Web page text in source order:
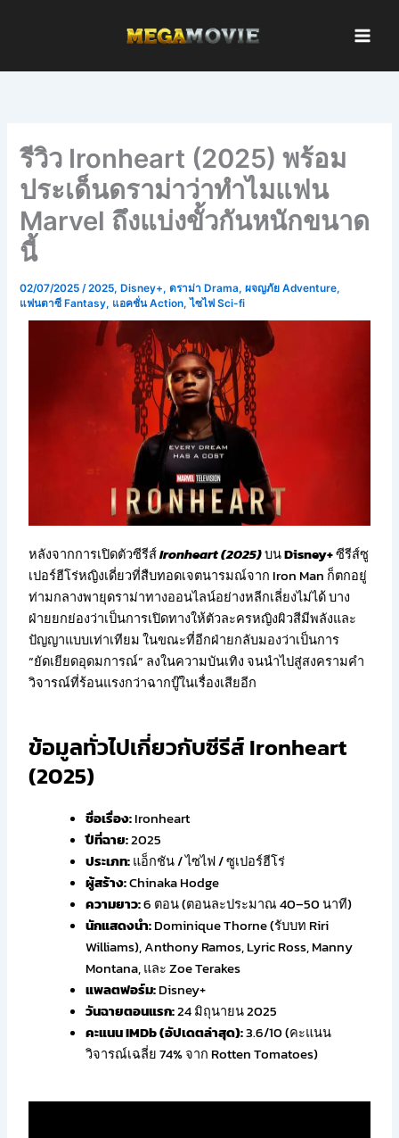
รีวิว Ironheart (2025) พร้อม
ประเด็นดราม่าว่าทำไมแฟน
Marvel ถึงแบ่งขั้วกันหนักขนาด
นี้
02/07/2025/2025, Disney+,ดราม่า Drama,ผจญภัย Adventure,
แฟนตาซี Fantasy, แอคชั่น Action,ไซไฟ Sci-fi
หลังจากการเปิดตัวซีรีส์Ironheart (2025)บนDisney+ซีรีส์ซู
เปอร์ฮีโร่หญิงเดี่ยวที่สืบทอดเจตนารมณ์จาก Iron Man ก็ตกอยู่
ท่ามกลางพายุดราม่าทางออนไลน์อย่างหลีกเลี่ยงไม่ได้ บาง
ฝ่ายยกย่องว่าเป็นการเปิดทางให้ตัวละครหญิงผิวสีมีพลังและ
ปัญญาแบบเท่าเทียม ในขณะที่อีกฝ่ายกลับมองว่าเป็นการ
“ยัดเยียดอุดมการณ์” ลงในความบันเทิง จนนำไปสู่สงครามคำ
วิจารณ์ที่ร้อนแรงกว่าฉากบู๊ในเรื่องเสียอีก
ข้อมูลทั่วไปเกี่ยวกับซีรีส์ Ironheart
(2025)
ชื่อเรื่อง:Ironheart
ปีที่ฉาย:2025
ประเภท:แอ็กชัน / ไซไฟ / ซูเปอร์ฮีโร่
ผู้สร้าง:Chinaka Hodge
ความยาว:6 ตอน (ตอนละประมาณ 40–50 นาที)
นักแสดงนำ:Dominique Thorne (รับบท Riri
Williams), Anthony Ramos, Lyric Ross, Manny
Montana, และ Zoe Terakes
แพลตฟอร์ม:Disney+
วันฉายตอนแรก:24 มิถุนายน 2025
คะแนน IMDb (อัปเดตล่าสุด):3.6/10 (คะแนน
วิจารณ์เฉลี่ย 74% จาก Rotten Tomatoes)